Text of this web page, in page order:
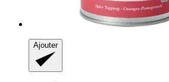
Ajouter